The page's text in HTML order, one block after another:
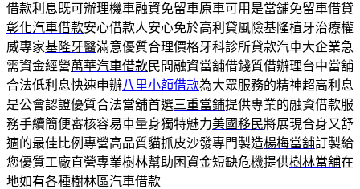
借款利息既可辦理機車融資免留車原車可用是當舖免留車借貸
彰化汽車借款安心借款人安心免於高利貸風險基隆植牙治療權
威專家基隆牙醫滿意優質合理價格牙科診所貸款汽車大企業急
需資金經營萬華汽車借款民間融資當舖借錢質借辦理台中當舖
合法低利息快速申辦八里小額借款為大眾服務的精神超高利息
是公會認證優質合法當舖首選三重當鋪提供專業的融資借款服
務手續簡便審核容易車量身獨特魅力美國移民將展現合身又舒
適的最佳比例專營高品質貓抓皮沙發專門製造楊梅當舖訂製給
您優質工廠直營專業樹林幫助困資金短缺危機提供樹林當舖在
地如有各種樹林區汽車借款